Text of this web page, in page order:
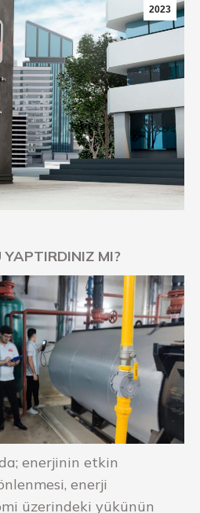
2023
YAPTIRDINIZ MI?
enerjinin etkin
enerji
üzerindeki yükünün